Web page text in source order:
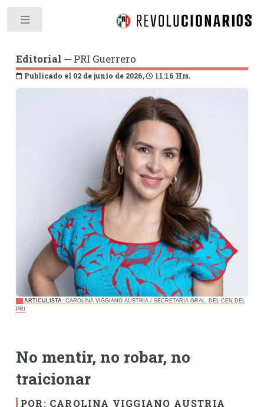
Editorial ─ PRI Guerrero
Publicado el 02 de junio de 2026, 11:16 Hrs.
No mentir, no robar, no
traicionar
POR: CAROLINA VIGGIANO AUSTRIA
ARTICULISTA:CAROLINA VIGGIANO AUSTRIA / SECRETARIA GRAL. DEL CEN DEL
PRI